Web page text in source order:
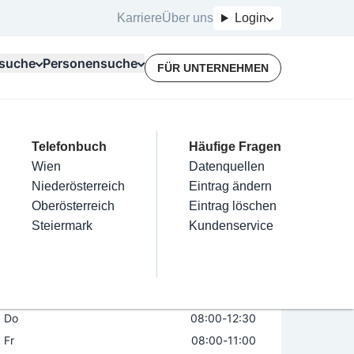
KarriereÜber uns Login
Kategorien
Friseur
Nägel
Haarentfernung
Make-Up
Für Unternehmer
Terminbuchung
Kostenlose Beratung
Top Branchen
Elektriker
Installateure
Maler & Lackierer
Branchen A-Z
Mein Firmeneintrag
Eintrag hinzufügen
Eintrag beanspruchen
Eintrag verwalten
Eintrag bewerben
Personensuche
Telefonbuch
Wien
Niederösterreich
Oberösterreich
Steiermark
Häufige Fragen
Datenquellen
Eintrag ändern
Eintrag löschen
Kundenservice
FÜR UNTERNEHMEN
Thaler-Wolf
Öffnungszeiten Jetzt geöffnet
Do
08:00-12:30
Fr
08:00-11:00